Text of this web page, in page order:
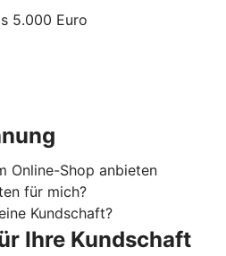
5.000 Euro
Online-Shop anbieten
für mich?
Kundschaft?
Ihre Kundschaft